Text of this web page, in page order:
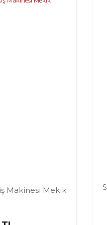
Makinesi Mekik